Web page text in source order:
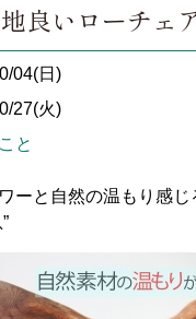
良いローチェ
04(日)
27(火)
と
ーと自然の温もり感じ